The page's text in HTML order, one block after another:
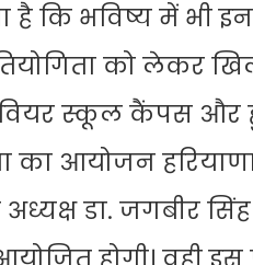
है कि भविष्य में भी
को लेकर
स्कूल कैंपस और
का आयोजन हरियाणा
डा. जगबीर